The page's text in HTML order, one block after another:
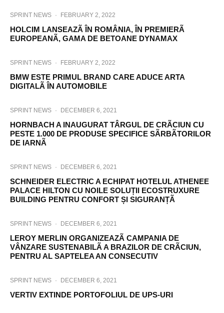
SPRINT NEWS · FEBRUARY 2, 2022
HOLCIM LANSEAZÃ ÎN ROMÂNIA, ÎN PREMIERÃ
EUROPEANÃ, GAMA DE BETOANE DYNAMAX
SPRINT NEWS · FEBRUARY 2, 2022
BMW ESTE PRIMUL BRAND CARE ADUCE ARTA
DIGITALÃ ÎN AUTOMOBILE
SPRINT NEWS · DECEMBER 6, 2021
HORNBACH A INAUGURAT TÂRGUL DE CRÃCIUN CU
PESTE 1.000 DE PRODUSE SPECIFICE SÃRBÃTORILOR
DE IARNÃ
SPRINT NEWS · DECEMBER 6, 2021
SCHNEIDER ELECTRIC A ECHIPAT HOTELUL ATHENEE
PALACE HILTON CU NOILE SOLUȚII ECOSTRUXURE
BUILDING PENTRU CONFORT ȘI SIGURANȚÃ
SPRINT NEWS · DECEMBER 6, 2021
LEROY MERLIN ORGANIZEAZÃ CAMPANIA DE
VÂNZARE SUSTENABILÃ A BRAZILOR DE CRÃCIUN,
PENTRU AL SAPTELEA AN CONSECUTIV
SPRINT NEWS · DECEMBER 6, 2021
VERTIV EXTINDE PORTOFOLIUL DE UPS-URI